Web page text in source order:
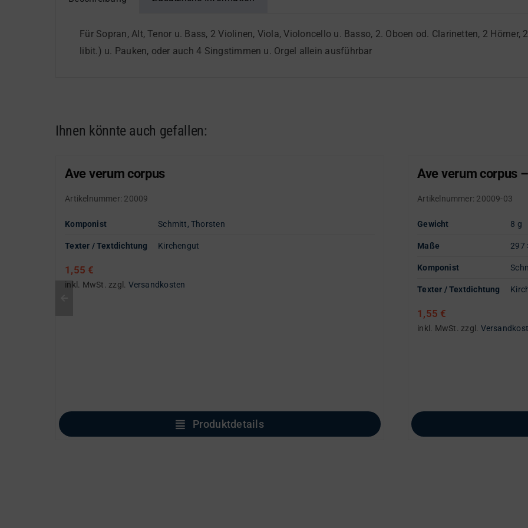
Für Sopran, Alt, Tenor u. Bass, 2 Violinen, Viola, Violoncello u. Basso, 2. Oboen od. Clarinetten, 2 Hörner,
libit.) u. Pauken, oder auch 4 Singstimmen u. Orgel allein ausführbar
Ihnen könnte auch gefallen:
Ave verum corpus
Artikelnummer: 20009
Komponist Schmitt, Thorsten
Texter / Textdichtung Kirchengut
1,55 €
inkl. MwSt. zzgl. Versandkosten
Produktdetails
Ave verum corpus
Artikelnummer: 20009-03
Gewicht 8 g
Maße 297
Komponist
Texter / Textdichtung
1,55 €
inkl. MwSt. zzgl.